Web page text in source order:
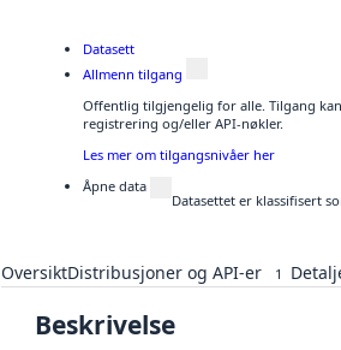
Datasett
Allmenn tilgang
Offentlig tilgjengelig for alle. Tilgang
registrering og/eller API-nøkler.
Les mer om tilgangsnivåer her
Åpne data
Datasettet er klassifisert
OversiktDistribusjoner og API-er 1
Beskrivelse